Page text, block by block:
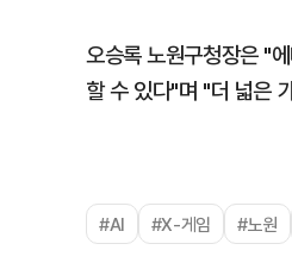
오승록 노원구청장은 "
할 수 있다"며 "더 넓은
#AI #X-게임 #노원